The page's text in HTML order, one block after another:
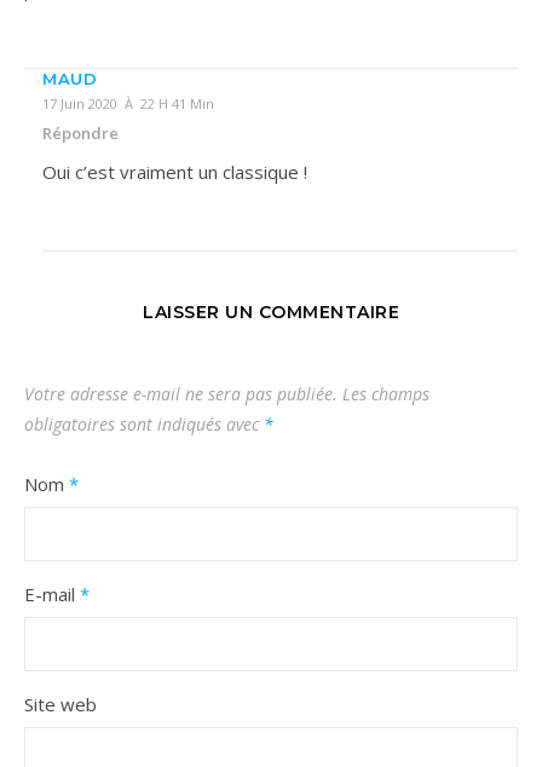
MAUD
17 Juin 2020 À 22 H 41 Min
Répondre
Oui c’est vraiment un classique !
LAISSER UN COMMENTAIRE
Votre adresse e-mail ne sera pas publiée. Les champs
obligatoires sont indiqués avec *
Nom *
E-mail *
Site web